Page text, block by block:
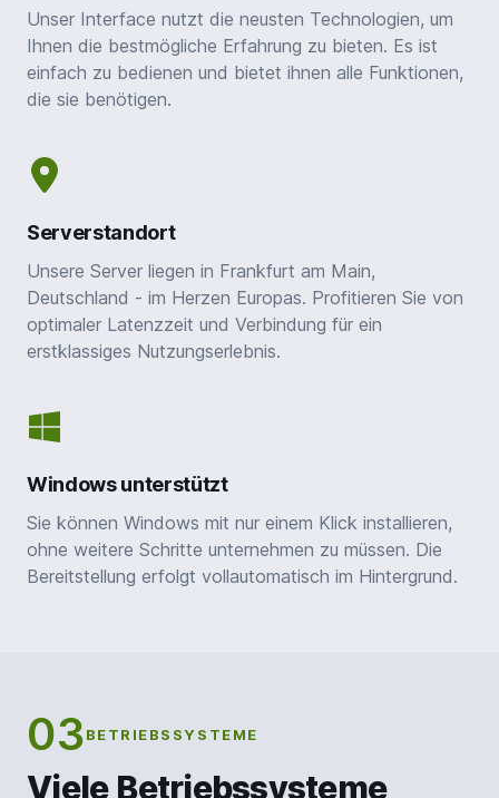
Unser Interface nutzt die neusten Technologien, um
Ihnen die bestmögliche Erfahrung zu bieten. Es ist
einfach zu bedienen und bietet ihnen alle Funktionen,
die sie benötigen.
Serverstandort
Unsere Server liegen in Frankfurt am Main,
Deutschland - im Herzen Europas. Profitieren Sie von
optimaler Latenzzeit und Verbindung für ein
erstklassiges Nutzungserlebnis.
Windows unterstützt
Sie können Windows mit nur einem Klick installieren,
ohne weitere Schritte unternehmen zu müssen. Die
Bereitstellung erfolgt vollautomatisch im Hintergrund.
03 BETRIEBSSYSTEME
Viele Betriebssysteme